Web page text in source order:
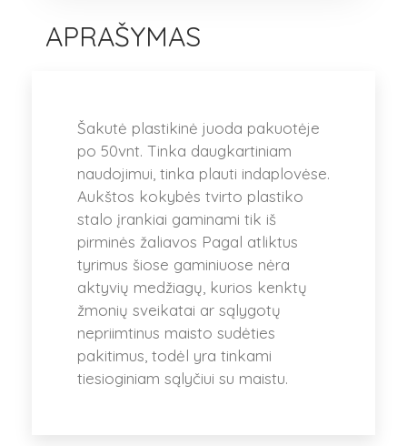
APRAŠYMAS
Šakutė plastikinė juoda pakuotėje
po 50vnt. Tinka daugkartiniam
naudojimui, tinka plauti indaplovėse.
Aukštos kokybės tvirto plastiko
stalo įrankiai gaminami tik iš
pirminės žaliavos Pagal atliktus
tyrimus šiose gaminiuose nėra
aktyvių medžiagų, kurios kenktų
žmonių sveikatai ar sąlygotų
nepriimtinus maisto sudėties
pakitimus, todėl yra tinkami
tiesioginiam sąlyčiui su maistu.